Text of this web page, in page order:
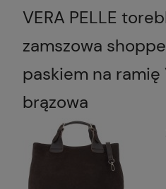
VERA PELLE
zamszowa
paskiem na
brązowa